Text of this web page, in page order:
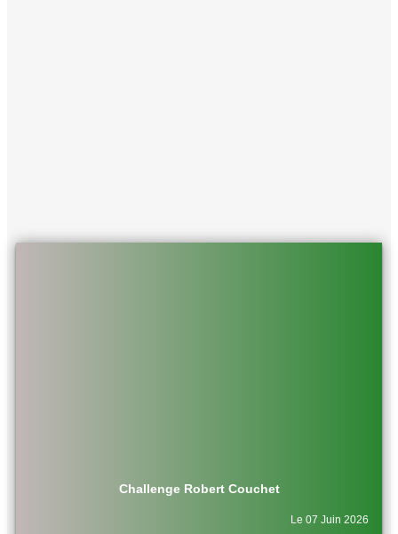
Challenge Robert Couchet
Le 07 Juin 2026